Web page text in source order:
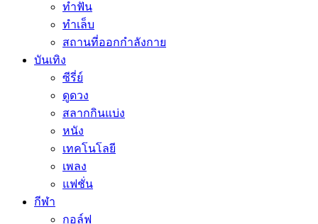
ทำฟัน
ทำเล็บ
สถานที่ออกกำลังกาย
บันเทิง
ซีรี่ย์
ดูดวง
สลากกินแบ่ง
หนัง
เทคโนโลยี
เพลง
แฟชั่น
กีฬา
กอล์ฟ